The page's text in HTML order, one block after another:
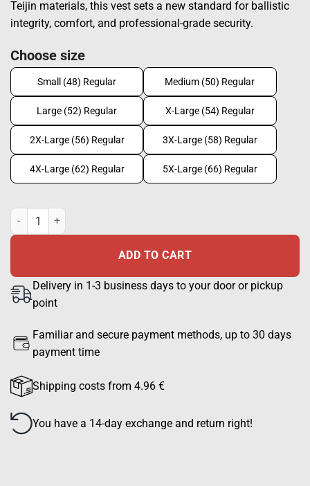
Teijin materials, this vest sets a new standard for ballistic
integrity, comfort, and professional-grade security.
Choose size
Small (48) Regular Medium (50) Regular
Large (52) Regular X-Large (54) Regular
2X-Large (56) Regular 3X-Large (58) Regular
4X-Large (62) Regular 5X-Large (66) Regular
PGD Delta Bulletproof & Stab Proof Vest – NIJ IIIA + Stab Level 1 |
ADD TO CART
Delivery in 1-3 business days to your door or pickup
point
Familiar and secure payment methods, up to 30 days
payment time
Shipping costs from 4.96 €
You have a 14-day exchange and return right!